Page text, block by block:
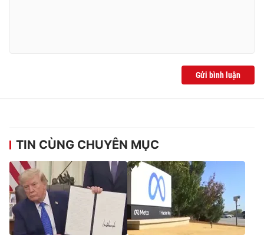
Gửi bình luận
TIN CÙNG CHUYÊN MỤC